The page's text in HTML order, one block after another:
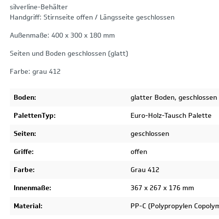
silverline-Behälter
Handgriff: Stirnseite offen / Längsseite geschlossen
Außenmaße: 400 x 300 x 180 mm
Seiten und Boden geschlossen (glatt)
Farbe: grau 412
Boden:
glatter Boden, geschlossen
PalettenTyp:
Euro-Holz-Tausch Palette
Seiten:
geschlossen
Griffe:
offen
Farbe:
Grau 412
Innenmaße:
367 x 267 x 176 mm
Material:
PP-C (Polypropylen